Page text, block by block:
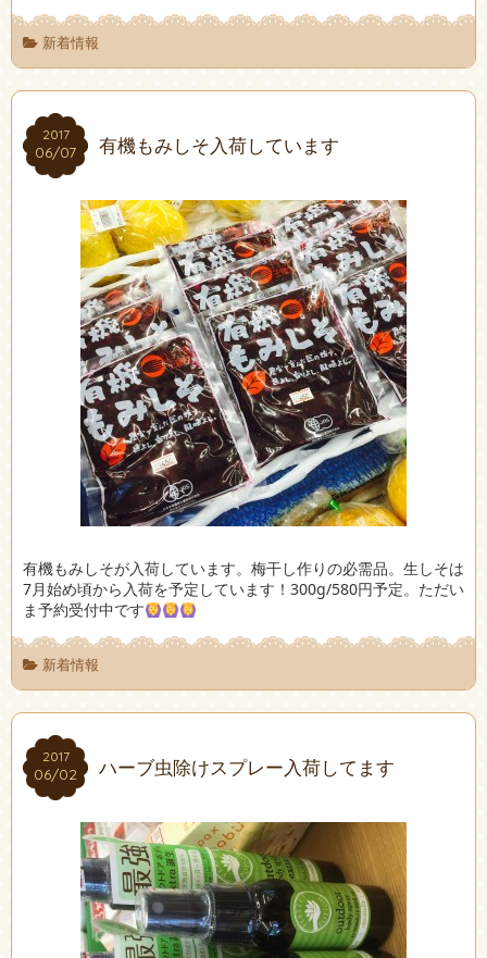
新着情報
2017
06/07
2017
06/07 有機もみしそ入荷しています
有機もみしそが入荷しています。梅干し作りの必需品。生しそは
7月始め頃から入荷を予定しています！300g/580円予定。ただい
ま予約受付中です
新着情報
2017
06/02
2017
06/02 ハーブ虫除けスプレー入荷してます